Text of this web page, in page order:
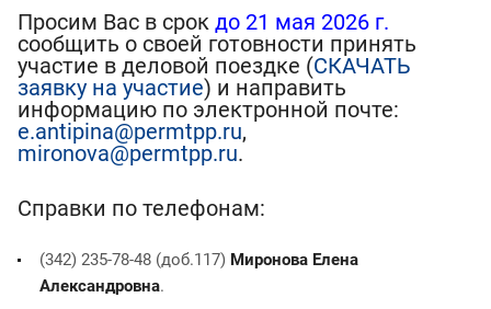
Просим Вас в срок до 21 мая 2026 г.
сообщить о своей готовности принять
участие в деловой поездке (СКАЧАТЬ
заявку на участие) и направить
информацию по электронной почте:
e.antipina@permtpp.ru,
mironova@permtpp.ru.
Справки по телефонам:
(342) 235-78-48 (доб.117) Миронова Елена
Александровна.